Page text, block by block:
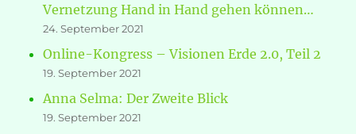
Vernetzung Hand in Hand gehen können…
24. September 2021
Online-Kongress – Visionen Erde 2.0, Teil 2
19. September 2021
Anna Selma: Der Zweite Blick
19. September 2021